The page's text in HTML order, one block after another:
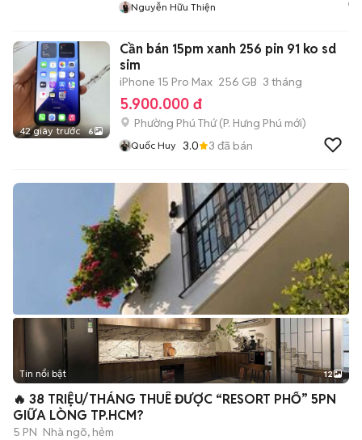
Nguyễn Hữu Thiện
42 giây trước 6
Cần bán 15pm xanh 256 pin 91 ko sd
sim
iPhone 15 Pro Max 256 GB 3 tháng
5.900.000 đ
Phường Phú Thứ(P. Hưng Phú mới)
Quốc Huy 3.0 3 đã bán
+2
Tin nổi bật 12
🔥 38 TRIỆU/THÁNG THUÊ ĐƯỢC “RESORT PHỐ” 5PN
GIỮA LÒNG TP.HCM?
5 PN Nhà ngõ, hẻm